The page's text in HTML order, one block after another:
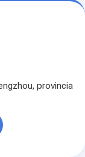
provincia